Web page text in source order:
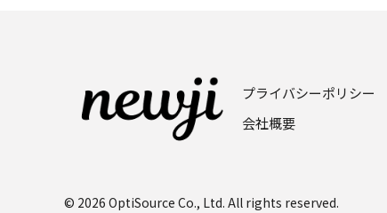
プライバシーポリシー
会社概要
© 2026 OptiSource Co., Ltd. All rights reserved.